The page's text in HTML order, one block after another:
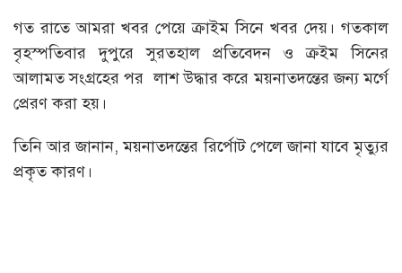
গত রাতে আমরা খবর পেয়ে ক্রাইম সিনে খবর দেয়। গতকাল
বৃহস্পতিবার দুপুরে সুরতহাল প্রতিবেদন ও ক্রইম সিনের
আলামত সংগ্রহের পর লাশ উদ্ধার করে ময়নাতদন্তের জন্য মর্গে
প্রেরণ করা হয়।
তিনি আর জানান, ময়নাতদন্তের রির্পোট পেলে জানা যাবে মৃত্যুর
প্রকৃত কারণ।